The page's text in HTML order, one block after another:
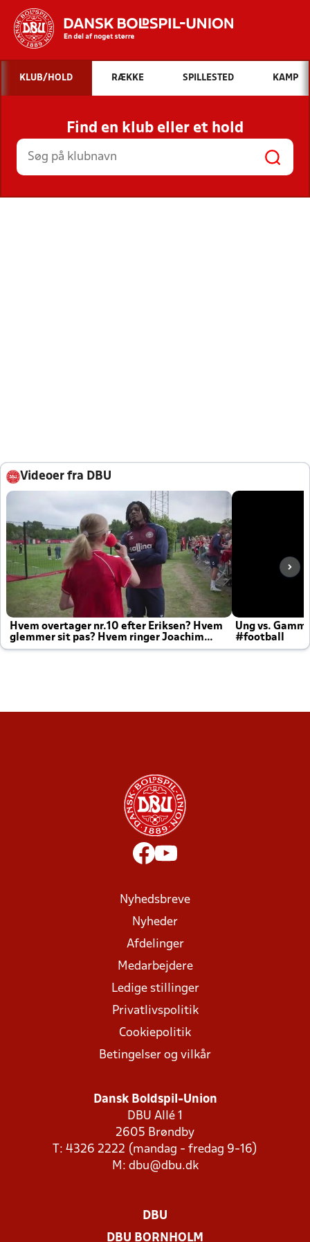
Hvad vil du søge efter?
INDHOLD OG NYHEDER
STILLINGER, RESULTATER, KLUBBER OG
HOLD
KLUB/HOLD RÆKKE SPILLESTED KAMP
Find en klub eller et hold
Videoer fra DBU
Hvem overtager nr.10 efter Eriksen? Hvem
glemmer sit pas? Hvem ringer Joachim
altid til efter kampe?
Ung vs.
#football
Nyhedsbreve
Nyheder
Afdelinger
Medarbejdere
Ledige stillinger
Privatlivspolitik
Cookiepolitik
Betingelser og vilkår
Dansk Boldspil-Union
DBU Allé 1
2605 Brøndby
T: 4326 2222 (mandag - fredag 9-16)
M: dbu@dbu.dk
DBU
DBU BORNHOLM